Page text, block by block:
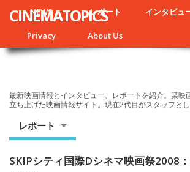
NEWS レポート インタビュ
Privacy About Us
CINEMATOPICS
最新映画情報とインタビュー、レポートを紹介。某映
立ち上げた映画情報サイト。現在2代目がスタッフとし
レポート
SKIPシティ国際Dシネマ映画祭2008